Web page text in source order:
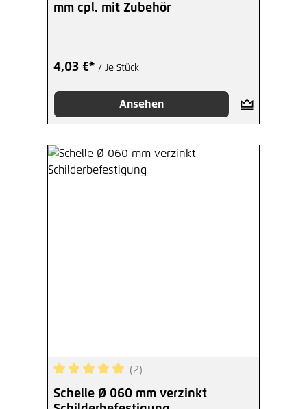
mm cpl. mit Zubehör
4,03 €* / Je Stück
Ansehen
Durchschnittliche Bewertung von 5 von 5
(2)
Schelle Ø 060 mm verzinkt